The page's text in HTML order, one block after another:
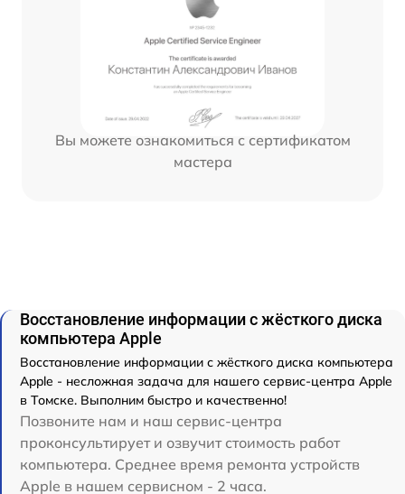
Вы можете ознакомиться с сертификатом
мастера
Восстановление информации с жёсткого диска
компьютера Apple
Восстановление информации с жёсткого диска компьютера
Apple - несложная задача для нашего сервис-центра Apple
в Томске. Выполним быстро и качественно!
Позвоните нам и наш сервис-центра
проконсультирует и озвучит стоимость работ
компьютера. Среднее время ремонта устройств
Apple в нашем сервисном - 2 часа.